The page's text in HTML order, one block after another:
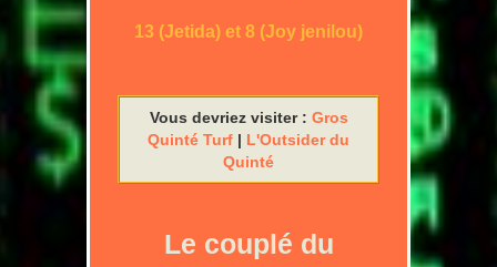
13 (Jetida) et 8 (Joy jenilou)
Vous devriez visiter : Gros
Quinté Turf | L'Outsider du
Quinté
Le couplé du